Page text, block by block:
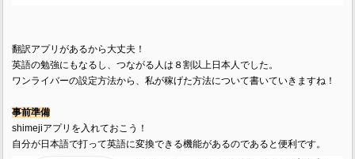
翻訳アプリがあるから大丈夫！
英語の勉強にもなるし、つながる人は８割以上日本人でした。
ワンライバーの設定方法から、私が稼げた方法について書いていきますね！
事前準備
shimejiアプリを入れておこう！
自分が日本語で打って英語に変換できる機能があるのであると便利です。